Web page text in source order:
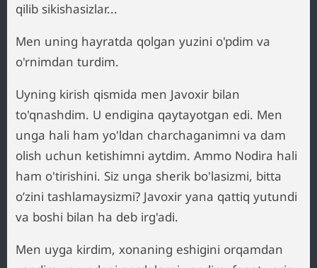
qilib sikishasizlar...
Men uning hayratda qolgan yuzini o'pdim va
o'rnimdan turdim.
Uyning kirish qismida men Javoxir bilan
to'qnashdim. U endigina qaytayotgan edi. Men
unga hali ham yo'ldan charchaganimni va dam
olish uchun ketishimni aytdim. Ammo Nodira hali
ham o'tirishini. Siz unga sherik bo'lasizmi, bitta
o’zini tashlamaysizmi? Javoxir yana qattiq yutundi
va boshi bilan ha deb irg'adi.
Men uyga kirdim, xonaning eshigini orqamdan